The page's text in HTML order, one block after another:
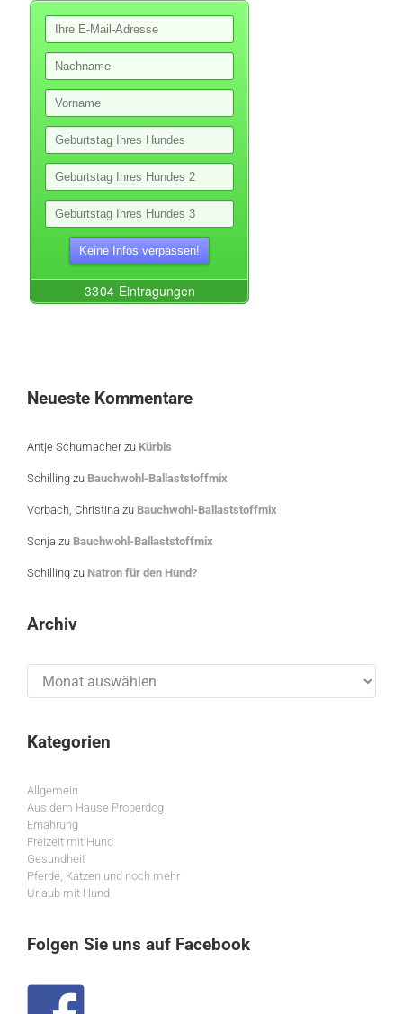
Neueste Kommentare
Antje Schumacherzu Kürbis
Schilling zu Bauchwohl-Ballaststoffmix
Vorbach, Christina zu Bauchwohl-Ballaststoffmix
Sonja zu Bauchwohl-Ballaststoffmix
Schilling zu Natron für den Hund?
Archiv
Kategorien
Allgemein
Aus dem Hause Properdog
Ernährung
Freizeit mit Hund
Gesundheit
Pferde, Katzen und noch mehr
Urlaub mit Hund
Folgen Sie uns auf Facebook